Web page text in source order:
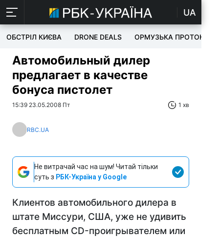
UA
ОБСТРІЛ КИЄВА DRONE DEALS ОРМУЗЬКА ПРОТОКА
Автомобильный дилер
предлагает в качестве
бонуса пистолет
15:39 23.05.2008 Пт 1 хв
RBC.UA
Не витрачай час на шум! Читай тільки
суть з РБК-Україна у Google
Клиентов автомобильного дилера в
штате Миссури, США, уже не удивить
бесплатным CD-проигрывателем или